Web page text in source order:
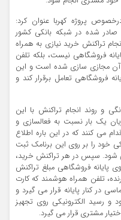
پروژه کهربا عنوان کرد:
صادر شده در شبکه بانکی کشور
تراکنش خرید نیازی به همراه
فروشگاهی نیست، بلکه تلفن
آن مجازی سازی شده است و این
فروشگاهی تعامل برقرار کند و
و روند انجام تراکنش با این
یک بار نسبت به فعالسازی و
می کنند که در این باره اطلاع
خود را بر روی این برنامک ثبت
می شود. سپس در هر تراکنش خرید،
پایانه فروشگاهی مبلغ تراکنش
تلفن همراه هوشمند که کارت
کنار پایانه قرار می گیرد و
و رسید الکترونیکی روی تجهیز
مشتری قرار می گیرد.